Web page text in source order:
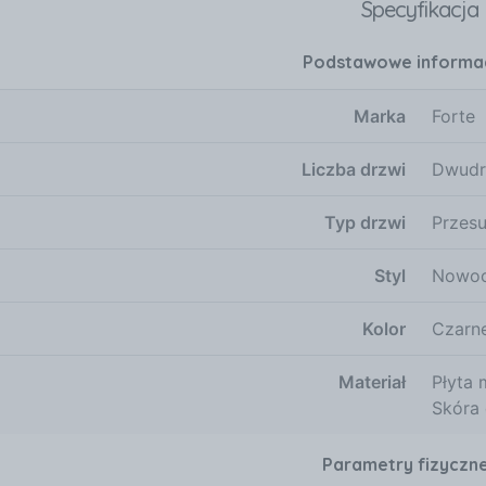
Czarny mat + czarny mat + srebrny Dąb sonoma + biały
Specyfikacja
Podstawowe
Marka Forte
Liczba drzwi
Typ drzwi
Styl
Kolor
Materiał
Płyta
Skóra
Parametry